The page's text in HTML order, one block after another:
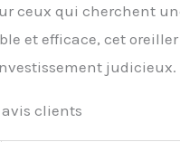
ceux qui cherchent
et efficace, cet oreiller
judicieux.
clients